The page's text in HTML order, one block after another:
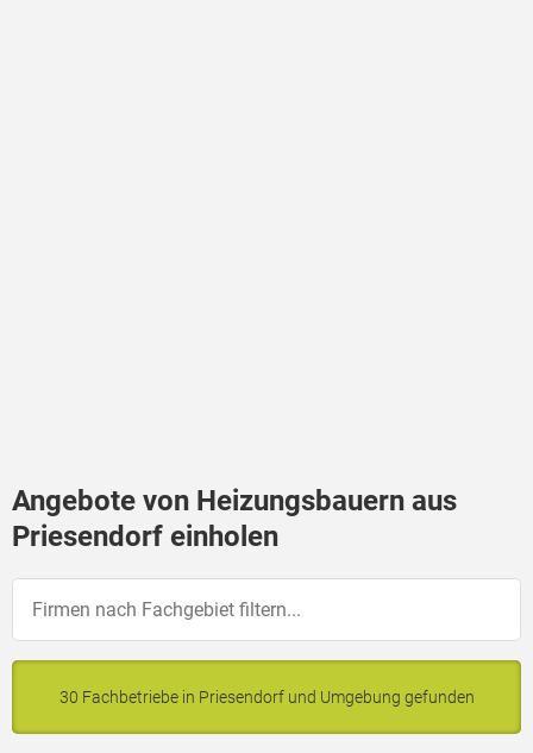
Angebote von Heizungsbauern aus
Priesendorf einholen
30 Fachbetriebe in Priesendorf und Umgebung gefunden